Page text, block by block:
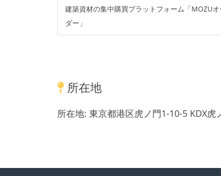
建築資材の集中購買プラットフォーム「MOZUオ
ダー」
所在地
所在地: 東京都港区虎ノ門1-10-5 KDX虎